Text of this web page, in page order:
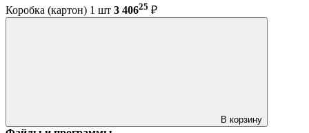
Коробка (картон) 1 шт 3 40625 ₽
В корзину